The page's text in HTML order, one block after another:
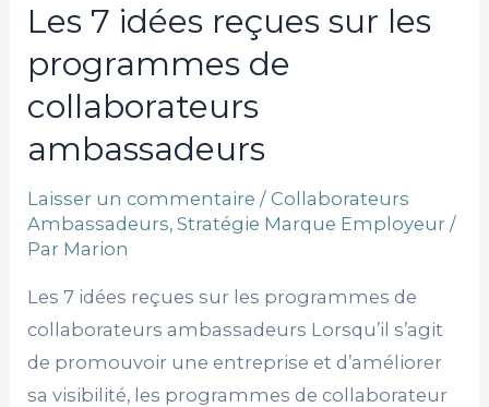
Les 7 idées reçues sur les
programmes de
collaborateurs
ambassadeurs
Laisser un commentaire /Collaborateurs
Ambassadeurs,Stratégie Marque Employeur /
Par Marion
Les 7 idées reçues sur les programmes de
collaborateurs ambassadeurs Lorsqu’il s’agit
de promouvoir une entreprise et d’améliorer
sa visibilité, les programmes de collaborateur